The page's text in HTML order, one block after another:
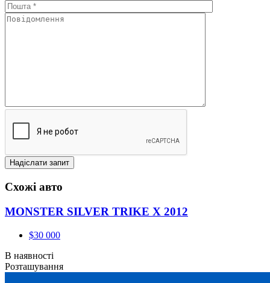
Схожі авто
MONSTER SILVER TRIKE X 2012
$30 000
В наявності
Розташування